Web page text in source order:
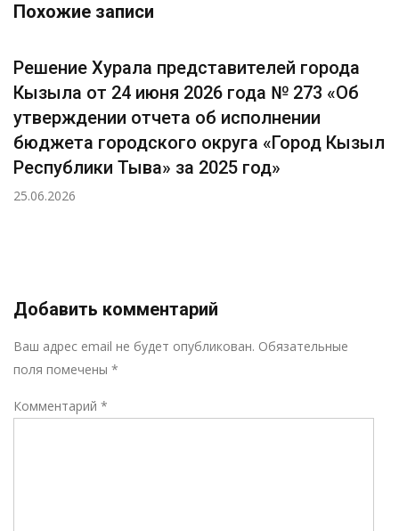
Похожие записи
Решение Хурала представителей города
Кызыла от 24 июня 2026 года № 273 «Об
утверждении отчета об исполнении
бюджета городского округа «Город Кызыл
Республики Тыва» за 2025 год»
25.06.2026
Добавить комментарий
Ваш адрес email не будет опубликован. Обязательные
поля помечены *
Комментарий *